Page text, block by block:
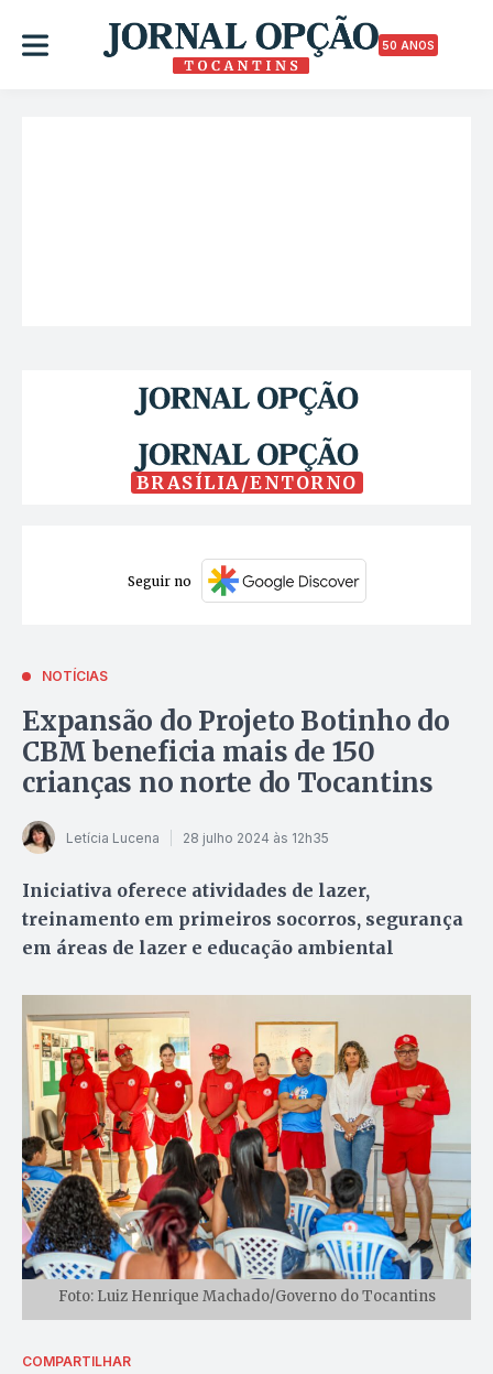
50 ANOS
BRASÍLIA/ENTORNO
Seguir no
NOTÍCIAS
Expansão do Projeto Botinho do
CBM beneficia mais de 150
crianças no norte do Tocantins
Letícia Lucena 28 julho 2024 às 12h35
Iniciativa oferece atividades de lazer,
treinamento em primeiros socorros, segurança
em áreas de lazer e educação ambiental
Foto: Luiz Henrique Machado/Governo do Tocantins
COMPARTILHAR